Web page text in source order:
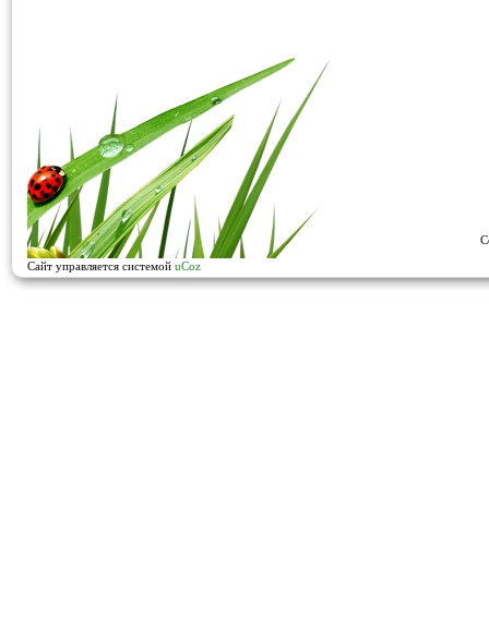
Сайт управляется системой uCoz